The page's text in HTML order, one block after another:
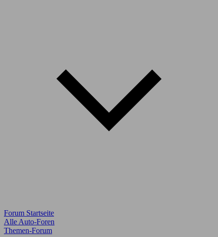
Forum Startseite
Alle Auto-Foren
Themen-Forum